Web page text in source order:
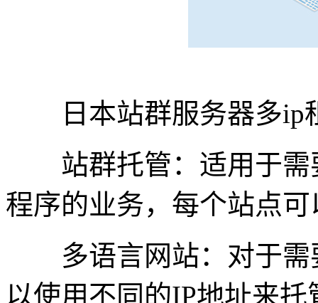
日本站群服务器多ip
站群托管：适用于需
程序的业务，每个站点
多语言网站：对于需
以使用不同的IP地址来